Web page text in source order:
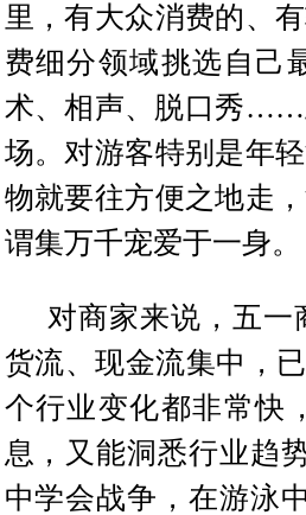
里，有大众消费的、
费细分领域挑选自己
术、相声、脱口秀……
场。对游客特别是年
物就要往方便之地走
谓集万千宠爱于一身。
对商家来说，五
货流、现金流集中，
个行业变化都非常快
息，又能洞悉行业趋
中学会战争，在游泳